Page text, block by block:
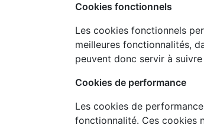
Cookies fonctionnels
Les cookies fonctionnels
meilleures fonctionnalités,
peuvent donc servir à
Cookies de performance
Les cookies de
fonctionnalité. Ces cookies